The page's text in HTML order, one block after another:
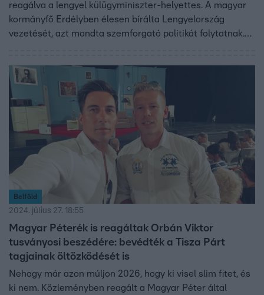
reagálva a lengyel külügyminiszter-helyettes. A magyar
kormányfő Erdélyben élesen bírálta Lengyelország
vezetését, azt mondta szemforgató politikát folytatnak.
Belföld
2024. július 27. 18:55
Magyar Péterék is reagáltak Orbán Viktor
tusványosi beszédére: bevédték a Tisza Párt
tagjainak öltözködését is
Nehogy már azon múljon 2026, hogy ki visel slim fitet, és
ki nem. Közleményben reagált a Magyar Péter által